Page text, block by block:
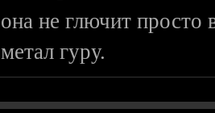
она не глючит просто
метал гуру.